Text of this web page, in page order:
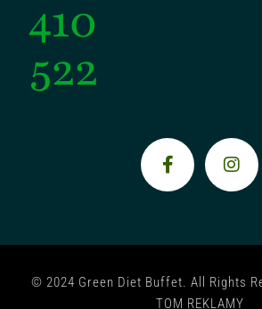
410
522
© 2024 Green Diet Buffet. All Rights
TOM REKLAMY